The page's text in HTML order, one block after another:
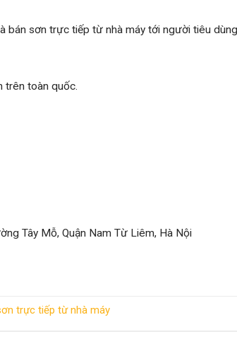
bán sơn trực tiếp từ nhà máy tới người tiêu dùng
trên toàn quốc.
Tây Mỗ, Quận Nam Từ Liêm, Hà Nội
trực tiếp từ nhà máy